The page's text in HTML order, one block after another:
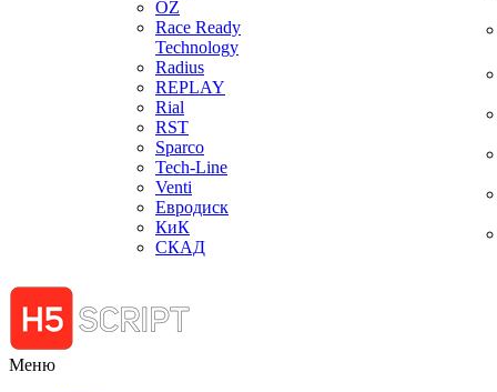
OZ
Race Ready
Technology
Radius
REPLAY
Rial
RST
Sparco
Tech-Line
Venti
Евродиск
КиК
СКАД
Меню